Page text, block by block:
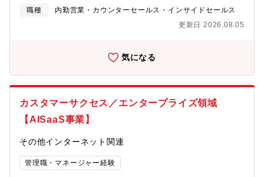
生涯関係構築」を担い、修理・保守にとどまらず、次のビジネス
につながる顧客接点の中核として、グローバルで一貫したサービ
ご自身のキャリアをより主体的に選択できるようになりました。
員が自律的に学習可能な「Udemy Business」の導入、MBA派遣
プログラム、語学力向上プログラムなど、社員一人一人の成長を
後押しする制度を充実させております。【職場の雰囲気】・年
齢・役職を超えた自由な議論と相談ができるオープンな雰囲
気。・新しい提案活動を積極的に尊重・推進する風土。・出社が
迎。
場運用の改善：修理拠点（納期・品質）支援、補修部品/保守期限
管理の高度化・新規保守サービス立上げ：要件定義～運用設計～
関係部門調整～ローンチをPMとして推進・社内横連携：開発・製
障害の影響範囲が拡大しており、迅速な一次対応だけでなく、再
なっています。これまで個別最適になりがちだった障害対応・保
ーム（運用設計・品質/費用・KPI）を構築し標準化するフェーズ
に入っています。開発／品質／製造／修理拠点／調達など多部門
に、現場を動かして成果を出せるリーダーを募集します。【働き
イルソリューションズ事業部とは】モバイルソリューションズ事
職種
内勤営業・カウンターセールス・インサイドセールス
更新日 2026.08.05
気になる
カスタマーサクセス／エンタープライズ領域
【AISaaS事業】
その他インターネット関連
管理職・マネージャー経験